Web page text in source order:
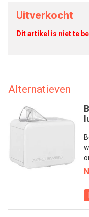
Uitverkocht
Dit artikel is niet te
Alternatieven